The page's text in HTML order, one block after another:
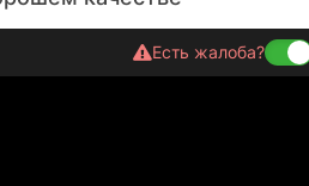
Есть жалоба?